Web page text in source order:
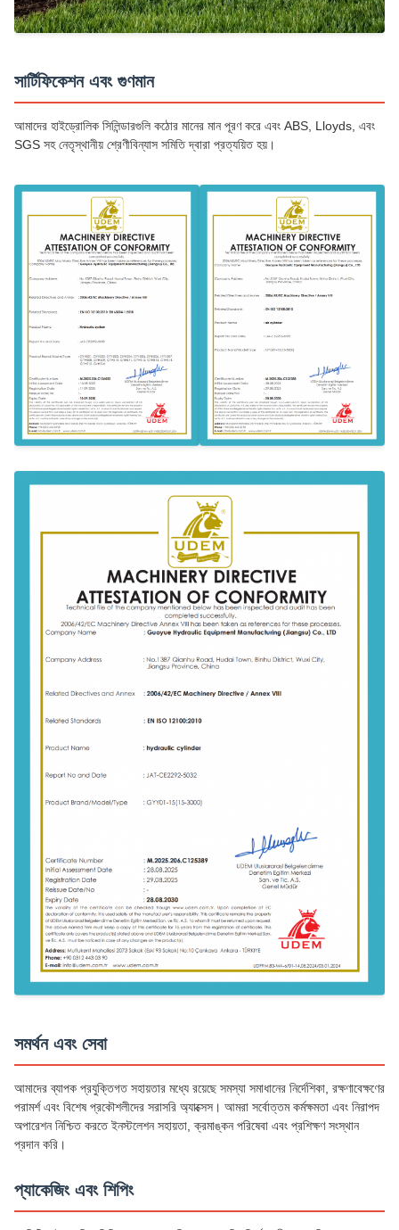
সার্টিফিকেশন এবং গুণমান
আমাদের হাইড্রোলিক সিলিন্ডারগুলি কঠোর মানের মান পূরণ করে এবং ABS, Lloyds, এবং
SGS সহ নেতৃস্থানীয় শ্রেণীবিন্যাস সমিতি দ্বারা প্রত্যয়িত হয়।
সমর্থন এবং সেবা
আমাদের ব্যাপক প্রযুক্তিগত সহায়তার মধ্যে রয়েছে সমস্যা সমাধানের নির্দেশিকা, রক্ষণাবেক্ষণের
পরামর্শ এবং বিশেষ প্রকৌশলীদের সরাসরি অ্যাক্সেস। আমরা সর্বোত্তম কর্মক্ষমতা এবং নিরাপদ
অপারেশন নিশ্চিত করতে ইনস্টলেশন সহায়তা, ক্রমাঙ্কন পরিষেবা এবং প্রশিক্ষণ সংস্থান
প্রদান করি।
প্যাকেজিং এবং শিপিং